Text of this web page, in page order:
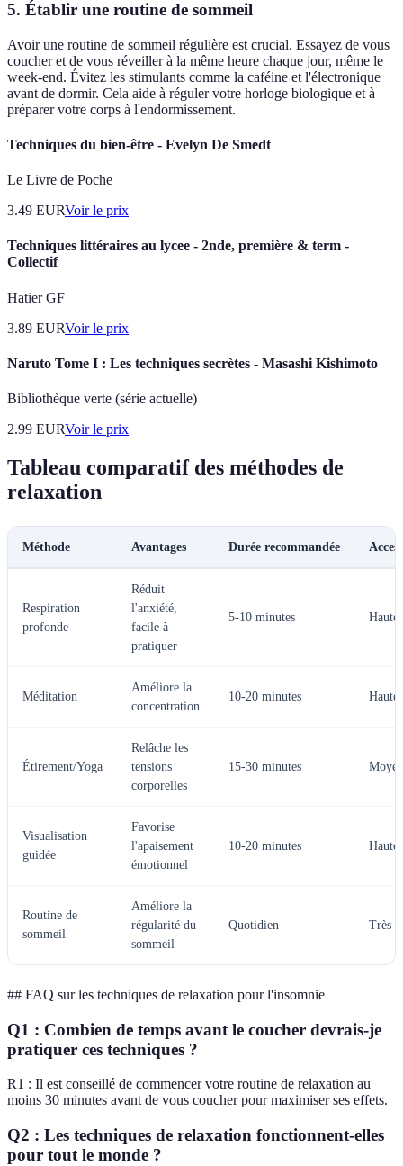
5. Établir une routine de sommeil
Avoir une routine de sommeil régulière est crucial. Essayez de vous
coucher et de vous réveiller à la même heure chaque jour, même le
week-end. Évitez les stimulants comme la caféine et l'électronique
avant de dormir. Cela aide à réguler votre horloge biologique et à
préparer votre corps à l'endormissement.
Techniques du bien-être - Evelyn De Smedt
Le Livre de Poche
3.49 EURVoir le prix
Techniques littéraires au lycee - 2nde, première & term -
Collectif
Hatier GF
3.89 EURVoir le prix
Naruto Tome I : Les techniques secrètes - Masashi Kishimoto
Bibliothèque verte (série actuelle)
2.99 EURVoir le prix
Tableau comparatif des méthodes de
relaxation
Méthode Avantages Durée recommandée
Respiration
profonde
Réduit
l'anxiété,
facile à
pratiquer
5-10 minutes Haute
Méditation
Améliore la
concentration
10-20 minutes Haute
Étirement/Yoga
Relâche les
tensions
corporelles
15-30 minutes
Visualisation
guidée
Favorise
l'apaisement
émotionnel
10-20 minutes Haute
Routine de
sommeil
Améliore la
régularité du
sommeil
Quotidien Très
## FAQ sur les techniques de relaxation pour l'insomnie
Q1 : Combien de temps avant le coucher devrais-je
pratiquer ces techniques ?
R1 : Il est conseillé de commencer votre routine de relaxation au
moins 30 minutes avant de vous coucher pour maximiser ses effets.
Q2 : Les techniques de relaxation fonctionnent-elles
pour tout le monde ?